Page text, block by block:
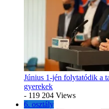
Június 1-jén folytatódik a
gyerekek
- 119 204 Views
6. osztály